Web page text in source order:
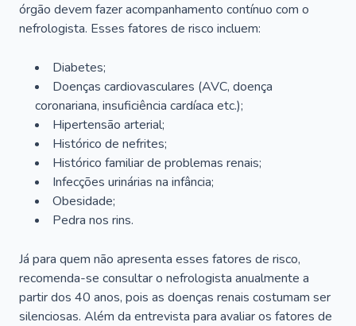
órgão devem fazer acompanhamento contínuo com o
nefrologista. Esses fatores de risco incluem:
Diabetes;
Doenças cardiovasculares (AVC, doença
coronariana, insuficiência cardíaca etc.);
Hipertensão arterial;
Histórico de nefrites;
Histórico familiar de problemas renais;
Infecções urinárias na infância;
Obesidade;
Pedra nos rins.
Já para quem não apresenta esses fatores de risco,
recomenda-se consultar o nefrologista anualmente a
partir dos 40 anos, pois as doenças renais costumam ser
silenciosas. Além da entrevista para avaliar os fatores de